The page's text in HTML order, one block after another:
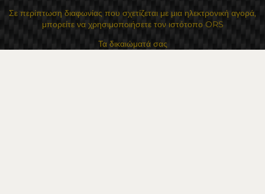
Σε περίπτωση διαφωνίας που σχετίζεται με μια ηλεκτρονική αγορά,
μπορείτε να χρησιμοποιήσετε τον ιστότοπο ORS
Τα δικαιώματά σας